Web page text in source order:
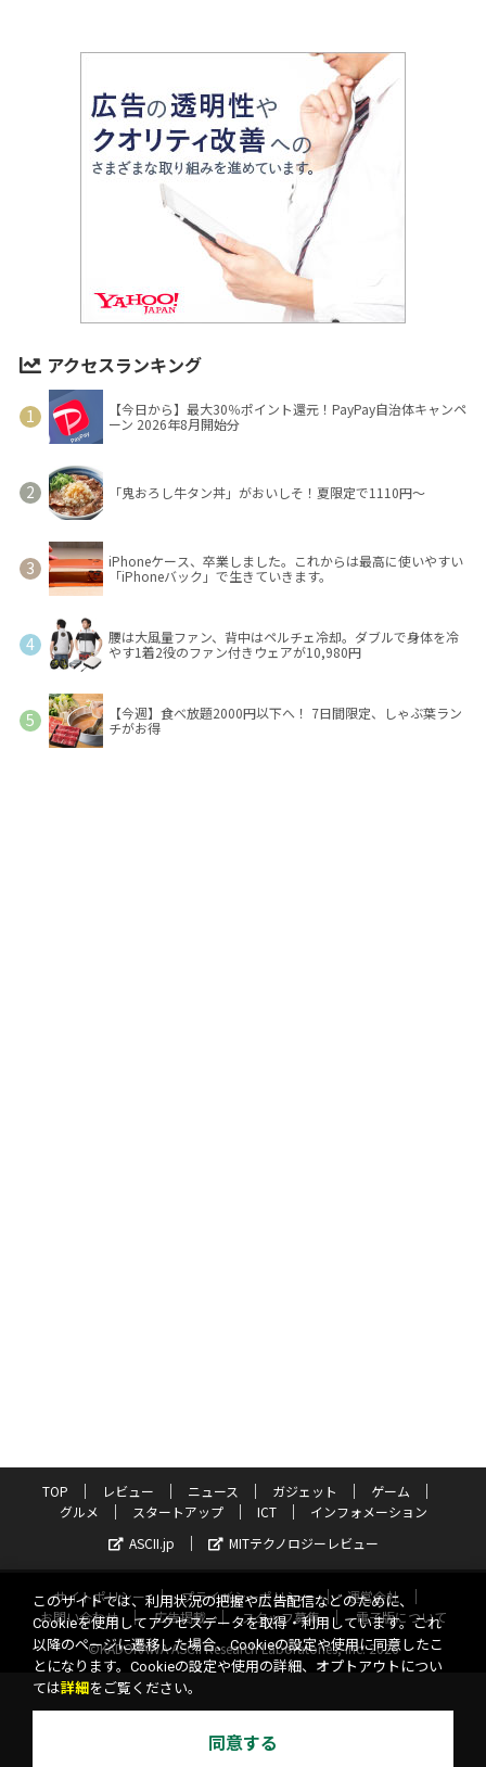
アクセスランキング
【今日から】最大30％ポイント還元！PayPay自治体キャンペ
ーン 2026年8月開始分
「鬼おろし牛タン丼」がおいしそ！夏限定で1110円～
iPhoneケース、卒業しました。これからは最高に使いやすい
「iPhoneバック」で生きていきます。
腰は大風量ファン、背中はペルチェ冷却。ダブルで身体を冷
やす1着2役のファン付きウェアが10,980円
【今週】食べ放題2000円以下へ！ 7日間限定、しゃぶ葉ラン
チがお得
TOP レビュー ニュース ガジェット
ゲーム
グルメ
スタートアップ ICT
インフォメーション
ASCII.jp
MITテクノロジーレビュー
サイトポリシー プライバシーポリシー
運営会社
お問い合わせ
広告掲載 スタッフ募集
電子版について
©KADOKAWA ASCII Research Laboratories, Inc. 2026
このサイトでは、利用状況の把握や広告配信などのために、
Cookieを使用してアクセスデータを取得・利用しています。これ
以降のページに遷移した場合、Cookieの設定や使用に同意したこ
とになります。Cookieの設定や使用の詳細、オプトアウトについ
ては詳細 をご覧ください。
同意する